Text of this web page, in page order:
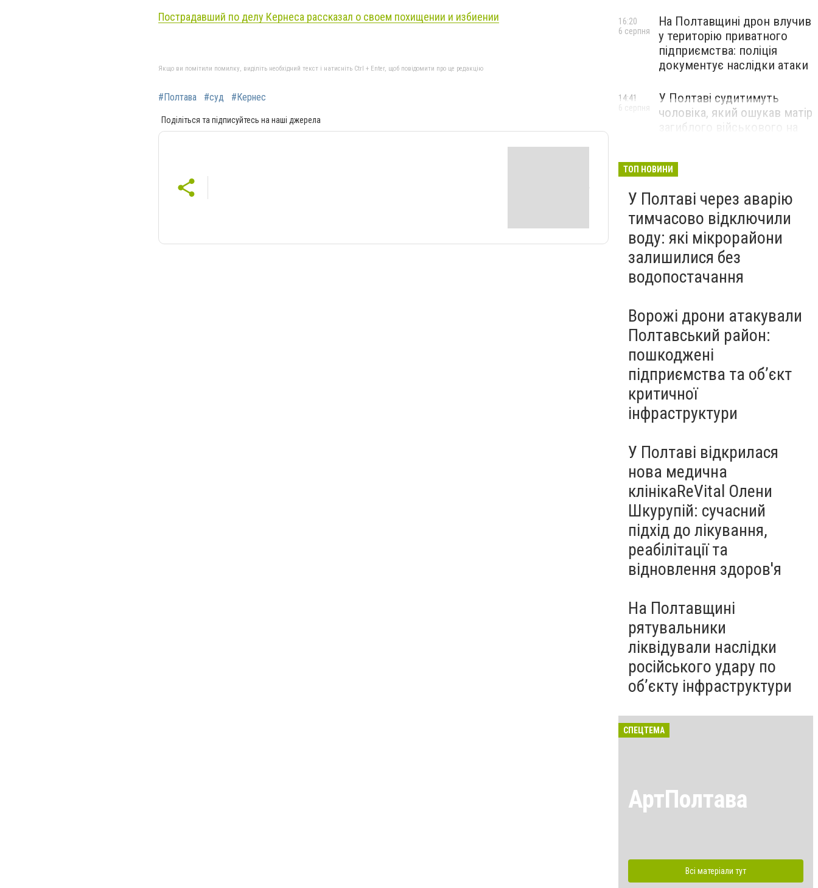
Пострадавший по делу Кернеса рассказал о своем похищении и избиении
Якщо ви помітили помилку, виділіть необхідний текст і натисніть Ctrl + Enter, щоб повідомити про це редакцію
#Полтава #суд #Кернес
Поділіться та підписуйтесь на наші джерела
На Полтавщині дрон влучив
у територію приватного
підприємства: поліція
документує наслідки атаки
16:20
6 серпня
У Полтаві судитимуть
чоловіка, який ошукав матір
загиблого військового на
14:41
6 серпня
ТОП НОВИНИ
У Полтаві через аварію
тимчасово відключили
воду: які мікрорайони
залишилися без
водопостачання
Ворожі дрони атакували
Полтавський район:
пошкоджені
підприємства та об’єкт
критичної
інфраструктури
У Полтаві відкрилася
нова медична
клінікаReVital Олени
Шкурупій: сучасний
підхід до лікування,
реабілітації та
відновлення здоров'я
На Полтавщині
рятувальники
ліквідували наслідки
російського удару по
об’єкту інфраструктури
СПЕЦТЕМА
АртПолтава
Всі матеріали тут